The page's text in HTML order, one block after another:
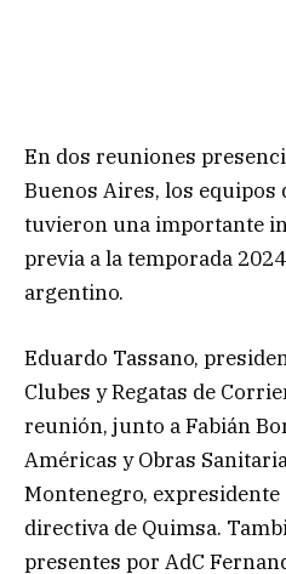
En dos reuniones
Buenos Aires, los equipos
tuvieron una importante
previa a la temporada
argentino.
Eduardo Tassano,
Clubes y Regatas de
reunión, junto a Fabián
Américas y Obras
Montenegro, expresidente
directiva de Quimsa.
presentes por AdC